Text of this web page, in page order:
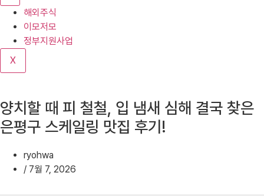
로
뛰
해외주식
이모저모
정부지원사업
X
양치할 때 피 철철, 입 냄새 심해 결국 찾은
은평구 스케일링 맛집 후기!
ryohwa
/ 7월 7, 2026